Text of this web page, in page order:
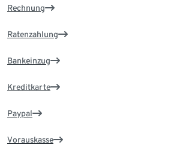
Rechnung
Ratenzahlung
Bankeinzug
Kreditkarte
Paypal
Vorauskasse